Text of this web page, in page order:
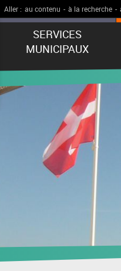
Aller : au contenu - à la recherche -
SERVICES
MUNICIPAUX